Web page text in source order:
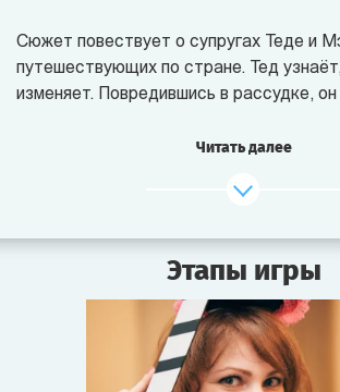
Сюжет повествует о супругах Теде и
путешествующих по стране. Тед
изменяет. Повредившись в рассудке, он
раскаивается в убийстве любимой, но
высокие оценки критиков, хотя в
успешна.
2009 год. Знаменитый режиссёр Стивен
приступает к съёмкам ремейка фильма
Читать далее
Этапы игры